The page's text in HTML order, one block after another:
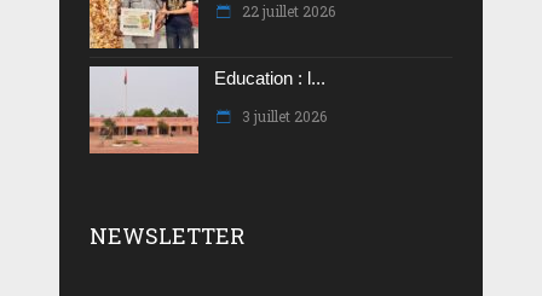
22 juillet 2026
Education : l...
3 juillet 2026
NEWSLETTER